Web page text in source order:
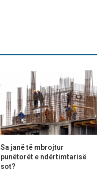
Sa janë të mbrojtur
punëtorët e ndërtimtarisë
sot?